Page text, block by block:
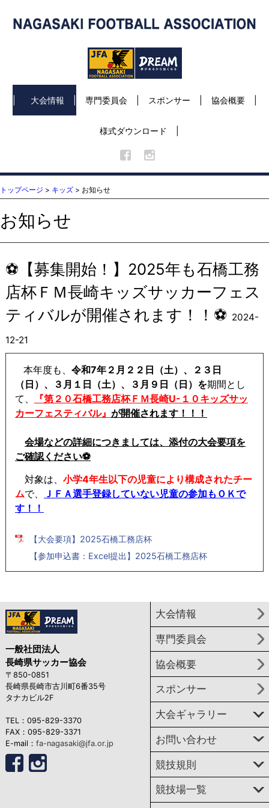
大会情報 専門委員会 スポンサー 協会概要
様式ダウンロード
トップページ > キッズ > お知らせ
お知らせ
⚽【募集開始！】2025年も石橋工務
店杯ＦＭ長崎キッズサッカーフェス
ティバルが開催されます！！⚽ 2024-
12-21
本年度も、 令和7年２月２２日（土）、２３日
（日）、３月１日（土）、３月９日（日）を期間とし
て、
『第２０石橋工務店杯ＦＭ長崎U-１０キッズサッ
カーフェスティバル』 が開催されます！！！
会場などの詳細につきましては、添付の大会要項を
ご確認ください⚽
対象は、 小学4年生以下の児童により構成されたチー
ムで、
ＪＦＡ選手登録していない児童の参加もＯＫで
す！！
【大会要項】2025石橋工務店杯
【参加申込書：Excel提出】2025石橋工務店杯
一般社団法人
長崎県サッカー協会
〒850-0851
長崎県長崎市古川町6番35号
タナカビル2F
TEL：095-829-3370
FAX：095-829-3371
E-mail： fa-nagasaki@jfa.or.jp
大会情報
専門委員会
協会概要
スポンサー
大会ギャラリー
お問い合わせ
競技規則
競技場一覧